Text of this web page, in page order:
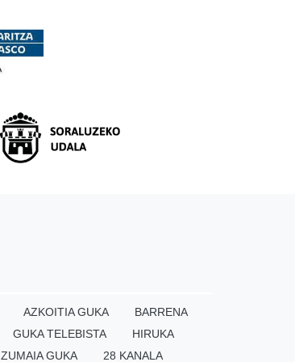
AZKOITIA GUKA
BARRENA
GUKA TELEBISTA
HIRUKA
ZUMAIA GUKA 28 KANALA